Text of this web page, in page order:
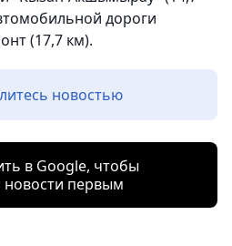
дороги
(17,7 км).
новостью
в Google, чтобы
новости первым